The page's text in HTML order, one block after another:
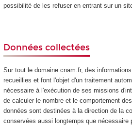
possibilité de les refuser en entrant sur un
Données collectées
Sur tout le domaine cnam.fr, des
recueillies et font l'objet d'un traitement
nécessaire à l'exécution de ses missions
de calculer le nombre et le comportement
données sont destinées à la direction de la
conservées aussi longtemps que nécessaire